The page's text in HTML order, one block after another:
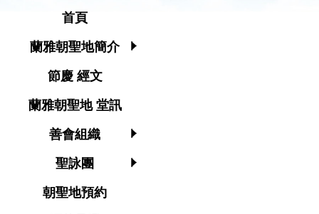
首頁
蘭雅朝聖地簡介
節慶 經文
蘭雅朝聖地 堂訊
善會組織
聖詠團
朝聖地預約